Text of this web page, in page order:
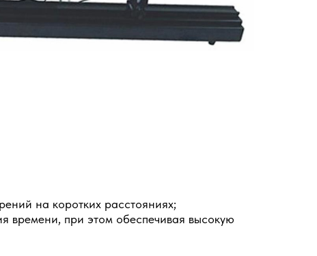
на коротких расстояниях;
времени, при этом обеспечивая высокую